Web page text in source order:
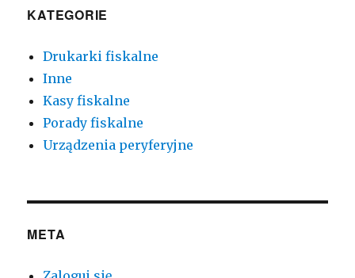
KATEGORIE
Drukarki fiskalne
Inne
Kasy fiskalne
Porady fiskalne
Urządzenia peryferyjne
META